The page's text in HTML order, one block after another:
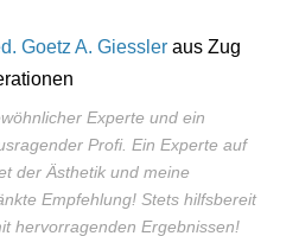
Goetz A. Giessler aus Zug
Experte und ein
Profi. Ein Experte auf
der Ästhetik und meine
Empfehlung! Stets hilfsbereit
hervorragenden Ergebnissen!